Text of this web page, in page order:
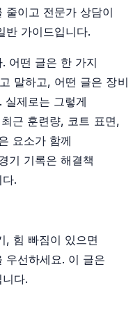
줄이고 전문가 상담이
반 가이드입니다.
어떤 글은 한 가지
말하고, 어떤 글은 장비
실제로는 그렇게
근 훈련량, 코트 표면,
요소가 함께
기 기록은 해결책
.
, 힘 빠짐이 있으면
우선하세요. 이 글은
다.